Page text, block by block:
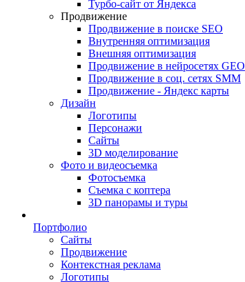
Турбо-сайт от Яндекса
Продвижение
Продвижение в поиске SEO
Внутренняя оптимизация
Внешняя оптимизация
Продвижение в нейросетях GEO
Продвижение в соц. сетях SMM
Продвижение - Яндекс карты
Дизайн
Логотипы
Персонажи
Сайты
3D моделирование
Фото и видеосъемка
Фотосъемка
Съемка с коптера
3D панорамы и туры
Портфолио
Сайты
Продвижение
Контекстная реклама
Логотипы